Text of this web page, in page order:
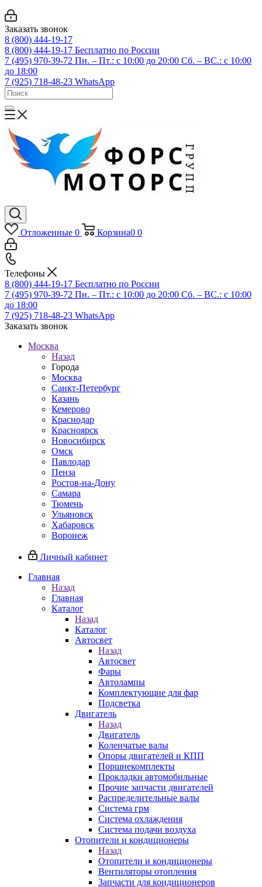
Заказать звонок
8 (800) 444-19-17
8 (800) 444-19-17 Бесплатно по России
7 (495) 970-39-72 Пн. – Пт.: с 10:00 до 20:00 Сб. – ВС.: c 10:00
до 18:00
7 (925) 718-48-23 WhatsApp
Отложенные 0 Корзина0 0
Телефоны
8 (800) 444-19-17 Бесплатно по России
7 (495) 970-39-72 Пн. – Пт.: с 10:00 до 20:00 Сб. – ВС.: c 10:00
до 18:00
7 (925) 718-48-23 WhatsApp
Заказать звонок
Москва
Назад
Города
Москва
Санкт-Петербург
Казань
Кемерово
Краснодар
Красноярск
Новосибирск
Омск
Павлодар
Пенза
Ростов-на-Дону
Самара
Тюмень
Ульяновск
Хабаровск
Воронеж
Личный кабинет
Главная
Назад
Главная
Каталог
Назад
Каталог
Автосвет
Назад
Автосвет
Фары
Автолампы
Комплектующие для фар
Подсветка
Двигатель
Назад
Двигатель
Коленчатые валы
Опоры двигателей и КПП
Поршнекомплекты
Прокладки автомобильные
Прочие запчасти двигателей
Распределительные валы
Система грм
Система охлаждения
Система подачи воздуха
Отопители и кондиционеры
Назад
Отопители и кондиционеры
Вентиляторы отопления
Запчасти для кондиционеров